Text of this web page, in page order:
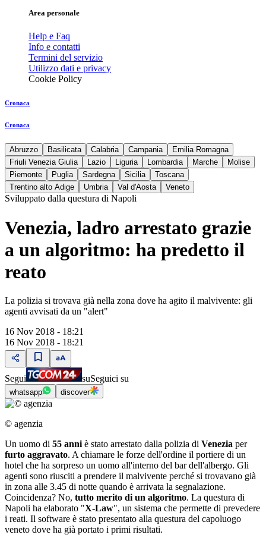
Area personale
Help e Faq
Info e contatti
Termini del servizio
Utilizzo dati e privacy
Cookie Policy
Cronaca
Cronaca
Abruzzo Basilicata Calabria Campania
Emilia Romagna
Friuli Venezia Giulia
Lazio Liguria Lombardia Marche
Molise
Piemonte
Puglia Sardegna Sicilia
Toscana
Trentino alto Adige
Umbria Val d'Aosta Veneto
Sviluppato dalla questura di Napoli
Venezia, ladro arrestato grazie
a un algoritmo: ha predetto il
reato
La polizia si trovava già nella zona dove ha agito il malvivente: gli
agenti avvisati da un "alert"
16 Nov 2018 - 18:21
16 Nov 2018 - 18:21
Segui suSeguici su
whatsapp discover
© agenzia
Un uomo di 55 anni è stato arrestato dalla polizia di Venezia per
furto aggravato. A chiamare le forze dell'ordine il portiere di un
hotel che ha sorpreso un uomo all'interno del bar dell'albergo. Gli
agenti sono riusciti a prendere il malvivente perché si trovavano già
in zona alle 3.45 di notte quando è arrivata la segnalazione.
Coincidenza? No, tutto merito di un algoritmo. La questura di
Napoli ha elaborato "X-Law", un sistema che permette di prevedere
i reati. Il software è stato presentato alla questura del capoluogo
veneto dove ha già portato i primi risultati.